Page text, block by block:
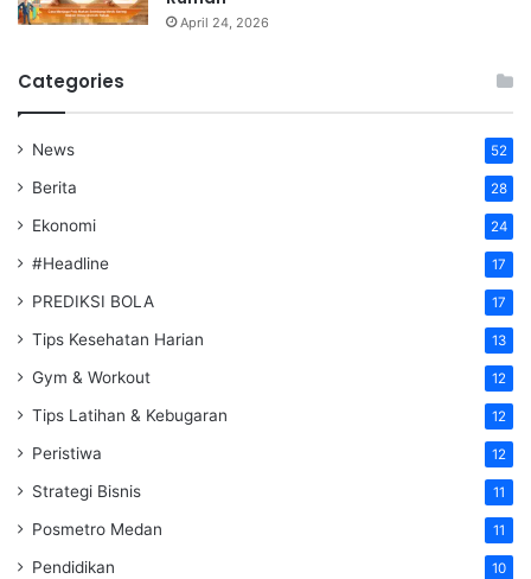
April 24, 2026
Categories
News 52
Berita 28
Ekonomi 24
#Headline 17
PREDIKSI BOLA 17
Tips Kesehatan Harian 13
Gym & Workout 12
Tips Latihan & Kebugaran 12
Peristiwa 12
Strategi Bisnis 11
Posmetro Medan 11
Pendidikan 10